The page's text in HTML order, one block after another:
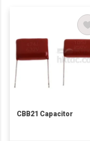
CBB21 Capacitor